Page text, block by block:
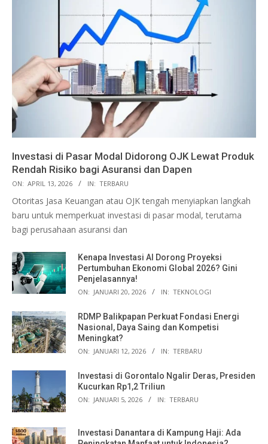
Investasi di Pasar Modal Didorong OJK Lewat Produk
Rendah Risiko bagi Asuransi dan Dapen
ON: APRIL 13, 2026 IN: TERBARU
Otoritas Jasa Keuangan atau OJK tengah menyiapkan langkah
baru untuk memperkuat investasi di pasar modal, terutama
bagi perusahaan asuransi dan
Kenapa Investasi AI Dorong Proyeksi
Pertumbuhan Ekonomi Global 2026? Gini
Penjelasannya!
ON: JANUARI 20, 2026 IN: TEKNOLOGI
RDMP Balikpapan Perkuat Fondasi Energi
Nasional, Daya Saing dan Kompetisi
Meningkat?
ON: JANUARI 12, 2026 IN: TERBARU
Investasi di Gorontalo Ngalir Deras, Presiden
Kucurkan Rp1,2 Triliun
ON: JANUARI 5, 2026 IN: TERBARU
Investasi Danantara di Kampung Haji: Ada